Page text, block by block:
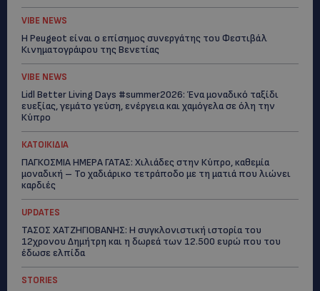
VIBE NEWS
Η Peugeot είναι ο επίσημος συνεργάτης του Φεστιβάλ
Κινηματογράφου της Βενετίας
VIBE NEWS
Lidl Better Living Days #summer2026: Ένα μοναδικό ταξίδι
ευεξίας, γεμάτο γεύση, ενέργεια και χαμόγελα σε όλη την
Κύπρο
ΚΑΤΟΙΚΙΔΙΑ
ΠΑΓΚΟΣΜΙΑ ΗΜΕΡΑ ΓΑΤΑΣ: Χιλιάδες στην Κύπρο, καθεμία
μοναδική – Το χαδιάρικο τετράποδο με τη ματιά που λιώνει
καρδιές
UPDATES
ΤΑΣΟΣ ΧΑΤΖΗΓΙΟΒΑΝΗΣ: Η συγκλονιστική ιστορία του
12χρονου Δημήτρη και η δωρεά των 12.500 ευρώ που του
έδωσε ελπίδα
STORIES